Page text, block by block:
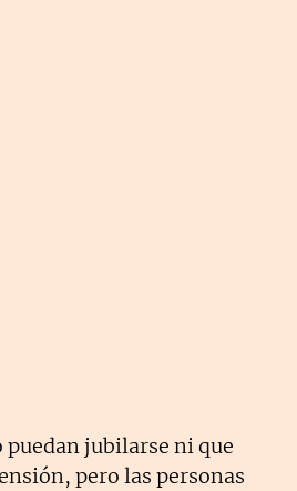
jubilarse ni que
pero las personas